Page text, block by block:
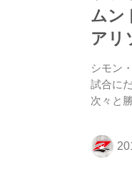
ムン
アリ
シモン
試合に
次々と
ディシ
ら練習